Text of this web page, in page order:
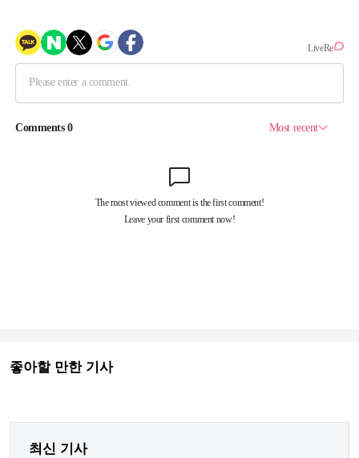
좋아할 만한 기사
최신 기사